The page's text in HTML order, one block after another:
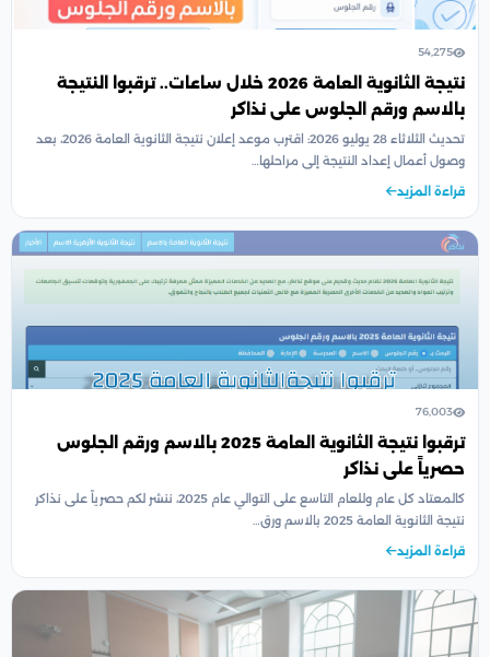
54,275
نتيجة الثانوية العامة 2026 خلال ساعات.. ترقبوا النتيجة
بالاسم ورقم الجلوس على نذاكر
تحديث الثلاثاء 28 يوليو 2026: اقترب موعد إعلان نتيجة الثانوية العامة 2026، بعد
وصول أعمال إعداد النتيجة إلى مراحلها…
قراءة المزيد
76,003
ترقبوا نتيجة الثانوية العامة 2025 بالاسم ورقم الجلوس
حصرياً على نذاكر
كالمعتاد كل عام وللعام التاسع على التوالي عام 2025، ننشر لكم حصرياً على نذاكر
نتيجة الثانوية العامة 2025 بالاسم ورق…
قراءة المزيد